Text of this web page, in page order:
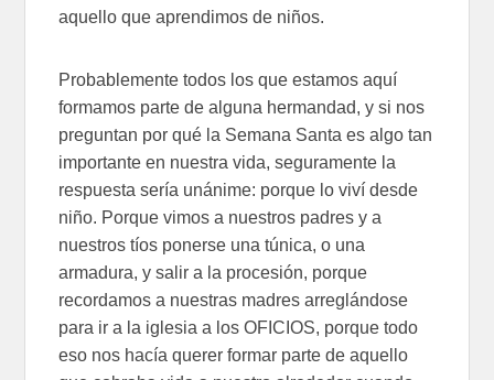
aquello que aprendimos de niños.
Probablemente todos los que estamos aquí
formamos parte de alguna hermandad, y si nos
preguntan por qué la Semana Santa es algo tan
importante en nuestra vida, seguramente la
respuesta sería unánime: porque lo viví desde
niño. Porque vimos a nuestros padres y a
nuestros tíos ponerse una túnica, o una
armadura, y salir a la procesión, porque
recordamos a nuestras madres arreglándose
para ir a la iglesia a los OFICIOS, porque todo
eso nos hacía querer formar parte de aquello